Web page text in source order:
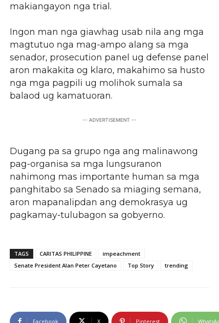
makiangayon nga trial.
Ingon man nga giawhag usab nila ang mga
magtutuo nga mag-ampo alang sa mga
senador, prosecution panel ug defense panel
aron makakita og klaro, makahimo sa husto
nga mga pagpili ug molihok sumala sa
balaod ug kamatuoran.
-- ADVERTISEMENT --
Dugang pa sa grupo nga ang malinawong
pag-organisa sa mga lungsuranon
nahimong mas importante human sa mga
panghitabo sa Senado sa miaging semana,
aron mapanalipdan ang demokrasya ug
pagkamay-tulubagon sa gobyerno.
TAGS CARITAS PHILIPPINE
impeachment
Senate President Alan Peter Cayetano
Top Story trending
Facebook X Pinterest